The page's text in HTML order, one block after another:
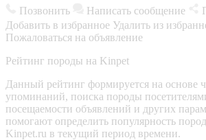
Позвонить Написать сообщение
Добавить в избранное Удалить из
Пожаловаться на объявление
Рейтинг породы на Kinpet
Данный рейтинг формируется на основе
упоминаний, поиска породы
посещаемости объявлений и других
помогают определить популярность
Kinpet.ru в текущий период времени.